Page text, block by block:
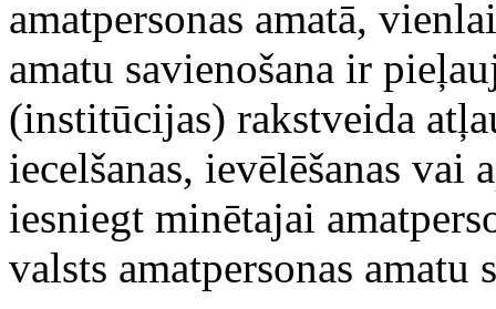
amatpersonas amatā,
amatu savienošana ir
(institūcijas) rakstveida
iecelšanas, ievēlēšanas vai
iesniegt minētajai
valsts amatpersonas amatu